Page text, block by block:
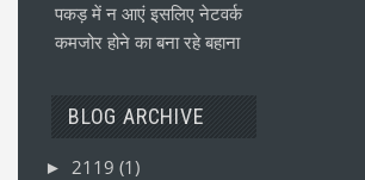
पकड़ में न आएं इसलिए नेटवर्क
कमजोर होने का बना रहे बहाना
BLOG ARCHIVE
► 2119 (1)